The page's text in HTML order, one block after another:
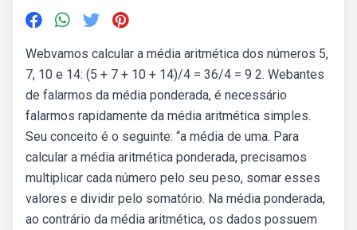
Webvamos calcular a média aritmética dos números 5,
7, 10 e 14: (5 + 7 + 10 + 14)/4 = 36/4 = 9 2. Webantes
de falarmos da média ponderada, é necessário
falarmos rapidamente da média aritmética simples.
Seu conceito é o seguinte: “a média de uma. Para
calcular a média aritmética ponderada, precisamos
multiplicar cada número pelo seu peso, somar esses
valores e dividir pelo somatório. Na média ponderada,
ao contrário da média aritmética, os dados possuem